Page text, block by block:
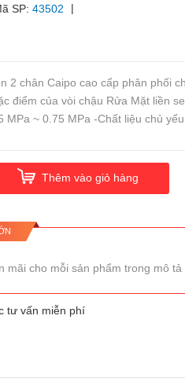
SP: 43502 |
2 chân Caipo cao cấp phân phối
điểm của vòi chậu Rửa Mặt liền
MPa ~ 0.75 MPa -Chất liệu chủ
Thêm vào giỏ hàng
mãi cho mỗi sản phẩm trong mô tả
tư vấn miễn phí